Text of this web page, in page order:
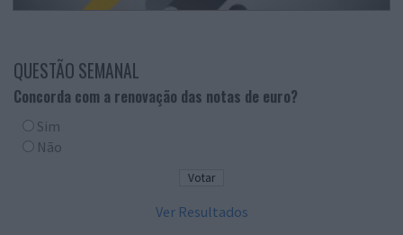
QUESTÃO SEMANAL
Concorda com a renovação das notas de euro?
Sim
Não
Ver Resultados